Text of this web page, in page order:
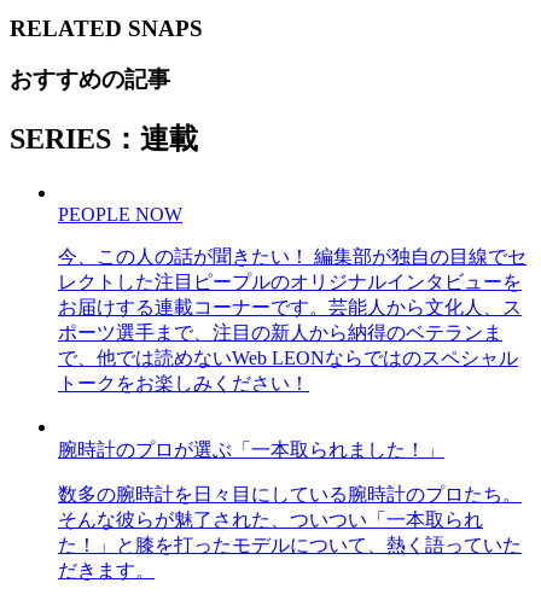
RELATED SNAPS
おすすめの記事
SERIES：連載
PEOPLE NOW
今、この人の話が聞きたい！ 編集部が独自の目線でセ
レクトした注目ピープルのオリジナルインタビューを
お届けする連載コーナーです。芸能人から文化人、ス
ポーツ選手まで、注目の新人から納得のベテランま
で、他では読めないWeb LEONならではのスペシャル
トークをお楽しみください！
腕時計のプロが選ぶ「一本取られました！」
数多の腕時計を日々目にしている腕時計のプロたち。
そんな彼らが魅了された、ついつい「一本取られ
た！」と膝を打ったモデルについて、熱く語っていた
だきます。